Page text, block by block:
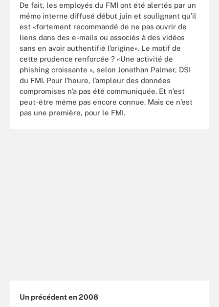
De fait, les employés du FMI ont été alertés par un
mémo interne diffusé début juin et soulignant qu’il
est «fortement recommandé de ne pas ouvrir de
liens dans des e-mails ou associés à des vidéos
sans en avoir authentifié l’origine». Le motif de
cette prudence renforcée ? «Une activité de
phishing croissante », selon Jonathan Palmer, DSI
du FMI. Pour l’heure, l’ampleur des données
compromises n’a pas été communiquée. Et n’est
peut-être même pas encore connue. Mais ce n’est
pas une première, pour le FMI.
Un précédent en 2008